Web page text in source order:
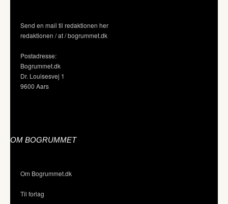
Send en mail til redaktionen her
redaktionen / at / bogrummet.dk
Postadresse:
Bogrummet.dk
Dr. Louisesvej 1
9600 Aars
OM BOGRUMMET
Om Bogrummet.dk
Til forlag